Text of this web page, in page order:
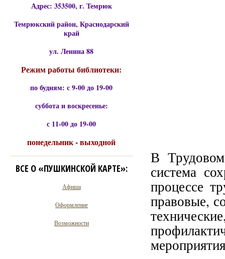
В Трудовом
система
процессе
правовые,
Адрес: 353500, г. Темрюк
Темрюкский район, Краснодарский
край
ул. Ленина 88
Режим работы библиотеки:
по будням: с 9-00 до 19-00
суббота и воскресенье:
с 11-00 до 19-00
понедельник - выходной
ВСЕ О «ПУШКИНСКОЙ КАРТЕ»:
Афиша
Оформление
Возможности